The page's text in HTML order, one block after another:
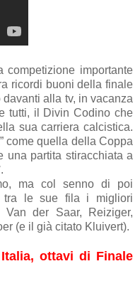
importante
ricordi buoni della finale
alla tv, in vacanza
tutti, il Divin Codino che
sua carriera calcistica.
come quella della Coppa
una partita stiracchiata a
ma col senno di poi
tra le sue fila i migliori
der Saar, Reiziger,
(e il già citato Kluivert).
ottavi di Finale